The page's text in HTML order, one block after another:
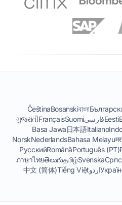
বাংলা
Bosanski
Čeština
EestiفارسیSuomi
Français
ગુજરાતી
Italiano
日本語
Basa Jawa
Bahasa Melayu
Nederlands
Norsk
Português (PT)
Română
Русский
Svenska
தமிழ்
తెలుగు
ภาษาไทย
اردوTiếng Việt
中文 (简体)